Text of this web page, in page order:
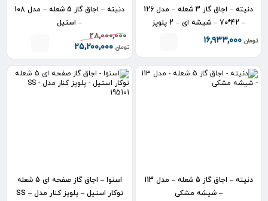
دنیته – اجاق گاز 3 شعله – مدل 126
– 42*70 – شیشه ای – 2 پلوپز
تومان ۱۶,۹۳۳,۰۰۰
دنیته – اجاق گاز 5 شعله – مدل 108
– استیل
تومان ۲۵,۲۰۰,۰۰۰
دنیته – اجاق گاز 5 شعله – مدل 113
– شیشه مشکی
اسنوا – اجاق گاز صفحه ای 5 شعله
توکار استیل – پلوپز کنار مدل SS –